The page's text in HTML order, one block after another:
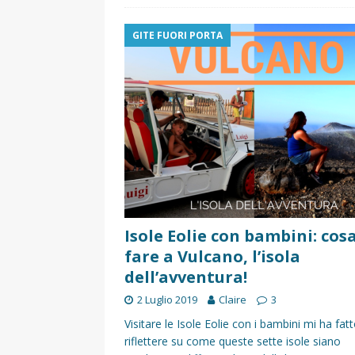
GITE FUORI PORTA
Isole Eolie con bambini:
fare a Vulcano, l’isola
dell’avventura!
2 Luglio 2019 Claire 3
Visitare le Isole Eolie con i bambini mi ha
riflettere su come queste sette isole siano